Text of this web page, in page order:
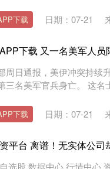
下载 日期：07-21
下载 又一名美军人
周日通报，美伊冲突持续
三名美军官兵身亡。 这
下载 日期：07-21
平台 离谱！无实体公
选股 数据中心 行情中心